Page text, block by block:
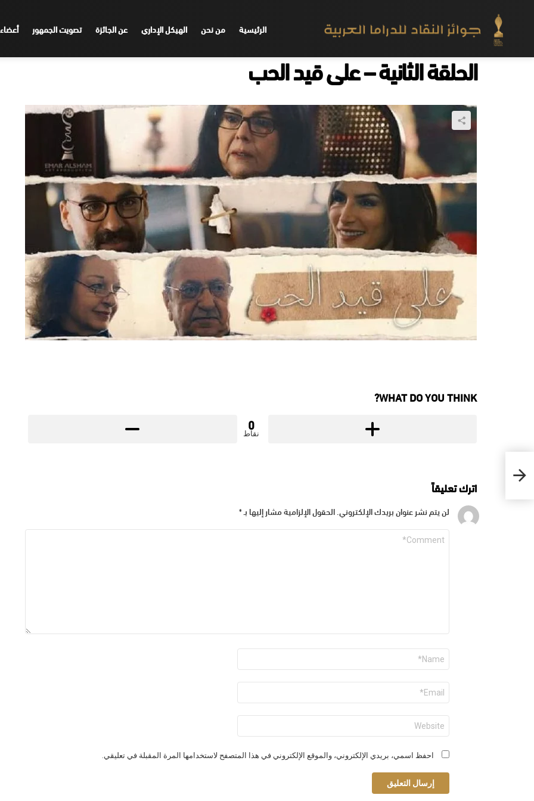
الرئيسية من نحن الهيكل الإداري عن الجائزة تصويت الجمهور
الحلقة الثانية – على قيد الحب
WHAT DO YOU THINK?
0
نقاط
اترك تعليقاً
لن يتم نشر عنوان بريدك الإلكتروني. الحقول الإلزامية مشار إليها بـ *
التعليق
الاسم
البريد
الإلكتروني
*
الموقع
الإلكتروني
احفظ اسمي، بريدي الإلكتروني، والموقع الإلكتروني في هذا المتصفح لاستخدامها المرة المقبلة في تعليقي.